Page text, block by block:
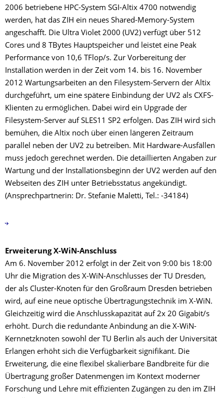
2006 betriebene HPC-System SGI-Altix 4700 notwendig
werden, hat das ZIH ein neues Shared-Memory-System
angeschafft. Die Ultra Violet 2000 (UV2) verfügt über 512
Cores und 8 TBytes Hauptspeicher und leistet eine Peak
Performance von 10,6 TFlop/s. Zur Vorbereitung der
Installation werden in der Zeit vom 14. bis 16. November
2012 Wartungsarbeiten an den Filesystem-Servern der Altix
durchgeführt, um eine spätere Einbindung der UV2 als CXFS-
Klienten zu ermöglichen. Dabei wird ein Upgrade der
Filesystem-Server auf SLES11 SP2 erfolgen. Das ZIH wird sich
bemühen, die Altix noch über einen längeren Zeitraum
parallel neben der UV2 zu betreiben. Mit Hardware-Ausfällen
muss jedoch gerechnet werden. Die detaillierten Angaben zur
Wartung und der Installationsbeginn der UV2 werden auf den
Webseiten des ZIH unter Betriebsstatus angekündigt.
(Ansprechpartnerin: Dr. Stefanie Maletti, Tel.: -34184)
Erweiterung X-WiN-Anschluss
Am 6. November 2012 erfolgt in der Zeit von 9:00 bis 18:00
Uhr die Migration des X-WiN-Anschlusses der TU Dresden,
der als Cluster-Knoten für den Großraum Dresden betrieben
wird, auf eine neue optische Übertragungstechnik im X-WiN.
Gleichzeitig wird die Anschlusskapazität auf 2x 20 Gigabit/s
erhöht. Durch die redundante Anbindung an die X-WiN-
Kernnetzknoten sowohl der TU Berlin als auch der Universität
Erlangen erhöht sich die Verfügbarkeit signifikant. Die
Erweiterung, die eine flexibel skalierbare Bandbreite für die
Übertragung großer Datenmengen im Kontext moderner
Forschung und Lehre mit effizienten Zugängen zu den im ZIH